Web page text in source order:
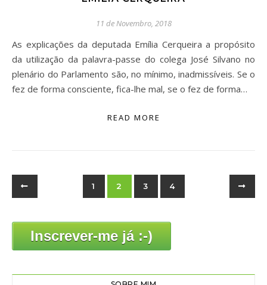
11 de Novembro, 2018
As explicações da deputada Emília Cerqueira a propósito
da utilização da palavra-passe do colega José Silvano no
plenário do Parlamento são, no mínimo, inadmissíveis. Se o
fez de forma consciente, fica-lhe mal, se o fez de forma…
READ MORE
1 2 3 4
Inscrever-me já :-)